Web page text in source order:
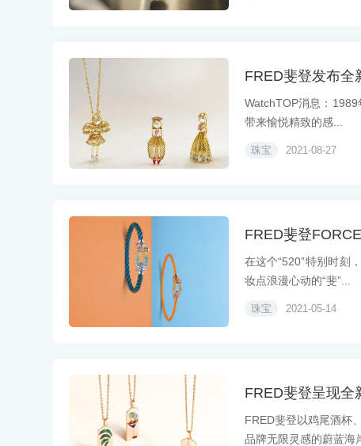
FRED斐登发布全
WatchTOP消息：
带来愉悦精致的感...
珠宝 2021-08-27
FRED斐登
在这个“520”特别时刻
妆点浪漫心动的“斐”...
珠宝 2021-05-14
FRED斐登呈现全
FRED斐登以鸡尾酒杯
品牌无限灵感的蔚蓝海